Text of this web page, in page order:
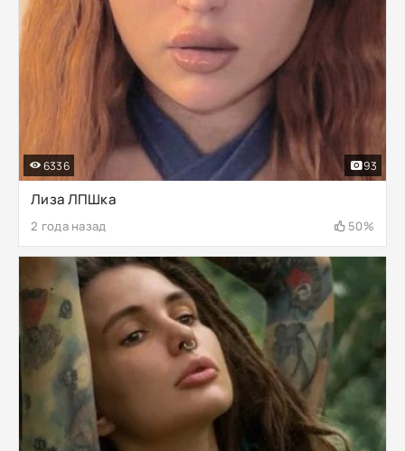
Лиза ЛПШка
2 года назад 50%
6336 93